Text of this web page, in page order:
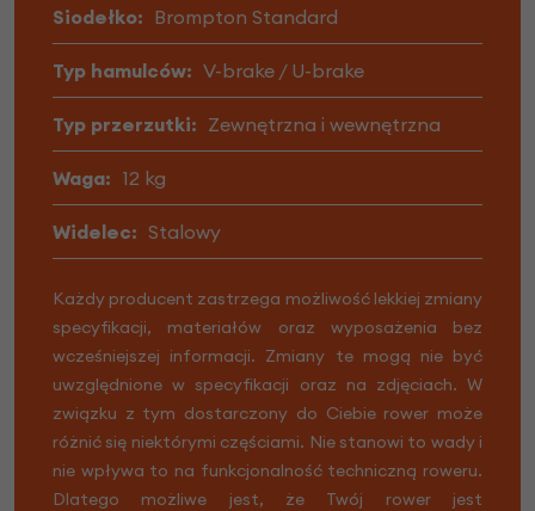
Siodełko: Brompton Standard
Typ hamulców: V-brake / U-brake
Typ przerzutki: Zewnętrzna i wewnętrzna
Waga: 12 kg
Widelec: Stalowy
Każdy producent zastrzega możliwość lekkiej zmiany
specyfikacji, materiałów oraz wyposażenia bez
wcześniejszej informacji. Zmiany te mogą nie być
uwzględnione w specyfikacji oraz na zdjęciach. W
związku z tym dostarczony do Ciebie rower może
różnić się niektórymi częściami. Nie stanowi to wady i
nie wpływa to na funkcjonalność techniczną roweru.
Dlatego możliwe jest, że Twój rower jest